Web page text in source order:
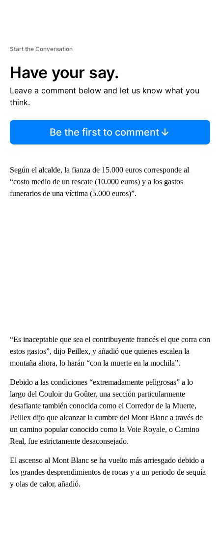
Start the Conversation
Have your say.
Leave a comment below and let us know what you
think.
Be the first to comment
Según el alcalde, la fianza de 15.000 euros corresponde al
“costo medio de un rescate (10.000 euros) y a los gastos
funerarios de una víctima (5.000 euros)”.
“Es inaceptable que sea el contribuyente francés el que corra con
estos gastos”, dijo Peillex, y añadió que quienes escalen la
montaña ahora, lo harán “con la muerte en la mochila”.
Debido a las condiciones “extremadamente peligrosas” a lo
largo del Couloir du Goûter, una sección particularmente
desafiante también conocida como el Corredor de la Muerte,
Peillex dijo que alcanzar la cumbre del Mont Blanc a través de
un camino popular conocido como la Voie Royale, o Camino
Real, fue estrictamente desaconsejado.
El ascenso al Mont Blanc se ha vuelto más arriesgado debido a
los grandes desprendimientos de rocas y a un periodo de sequía
y olas de calor, añadió.